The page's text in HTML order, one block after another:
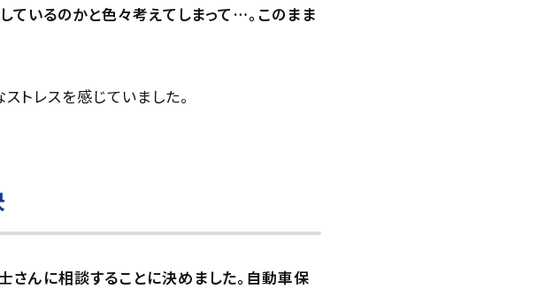
ているのかと色々考えてしまって…。このまま
トレスを感じていました。
さんに相談することに決めました。自動車保